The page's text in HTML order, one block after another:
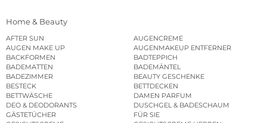
Home & Beauty
AFTER SUN
AUGENCREME
AUGEN MAKE UP
AUGENMAKEUP ENTFERNER
BACKFORMEN
BADTEPPICH
BADEMATTEN
BADEMÄNTEL
BADEZIMMER
BEAUTY GESCHENKE
BESTECK
BETTDECKEN
BETTWÄSCHE
DAMEN PARFUM
DEO & DEODORANTS
DUSCHGEL & BADESCHAUM
GÄSTETÜCHER
FÜR SIE